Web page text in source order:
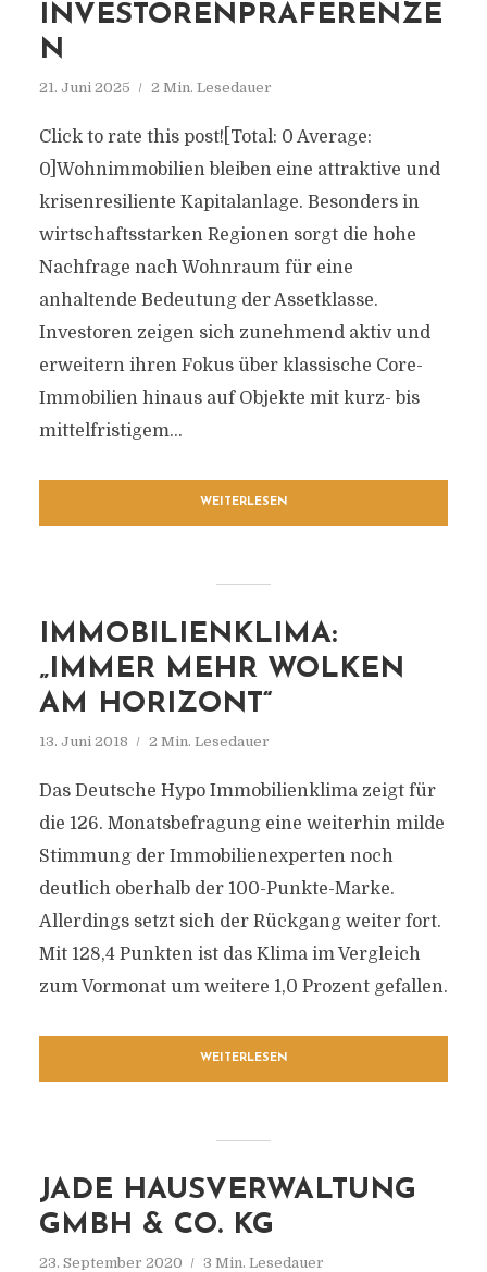
INVESTORENPRÄFERENZE
N
21. Juni 2025 2 Min. Lesedauer
Click to rate this post![Total: 0 Average:
0]Wohnimmobilien bleiben eine attraktive und
krisenresiliente Kapitalanlage. Besonders in
wirtschaftsstarken Regionen sorgt die hohe
Nachfrage nach Wohnraum für eine
anhaltende Bedeutung der Assetklasse.
Investoren zeigen sich zunehmend aktiv und
erweitern ihren Fokus über klassische Core-
Immobilien hinaus auf Objekte mit kurz- bis
mittelfristigem...
WEITERLESEN
IMMOBILIENKLIMA:
„IMMER MEHR WOLKEN
AM HORIZONT“
13. Juni 2018 2 Min. Lesedauer
Das Deutsche Hypo Immobilienklima zeigt für
die 126. Monatsbefragung eine weiterhin milde
Stimmung der Immobilienexperten noch
deutlich oberhalb der 100-Punkte-Marke.
Allerdings setzt sich der Rückgang weiter fort.
Mit 128,4 Punkten ist das Klima im Vergleich
zum Vormonat um weitere 1,0 Prozent gefallen.
WEITERLESEN
JADE HAUSVERWALTUNG
GMBH & CO. KG
23. September 2020 3 Min. Lesedauer